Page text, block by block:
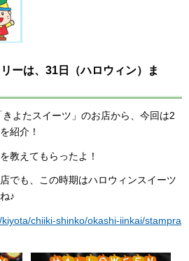
ーは、31日（ハロウィン）ま
よたスイーツ」のお店から、今回は2
紹介！
教えてもらったよ！
でも、この時期はハロウィンスイーツ
♪
chiiki-shinko/okashi-iinkai/stampra